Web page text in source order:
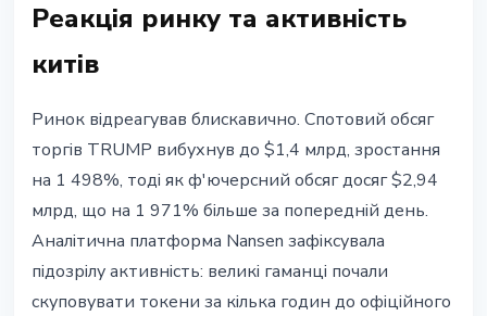
Реакція ринку та активність
китів
Ринок відреагував блискавично. Спотовий обсяг
торгів TRUMP вибухнув до $1,4 млрд, зростання
на 1 498%, тоді як ф'ючерсний обсяг досяг $2,94
млрд, що на 1 971% більше за попередній день.
Аналітична платформа Nansen зафіксувала
підозрілу активність: великі гаманці почали
скуповувати токени за кілька годин до офіційного